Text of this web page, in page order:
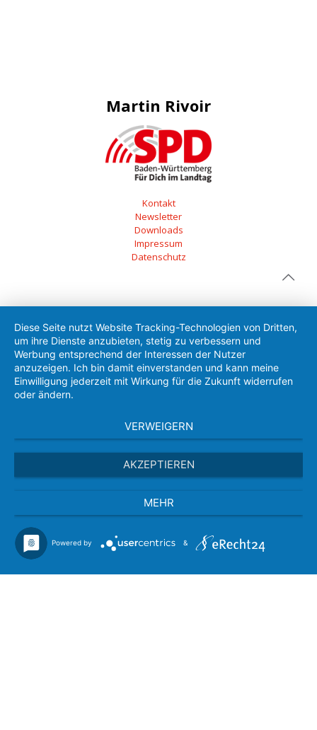
Martin Rivoir
Kontakt
Newsletter
Downloads
Impressum
Datenschutz
Diese Seite nutzt Website Tracking-Technologien von Dritten,
um ihre Dienste anzubieten, stetig zu verbessern und
Werbung entsprechend der Interessen der Nutzer
anzuzeigen. Ich bin damit einverstanden und kann meine
Einwilligung jederzeit mit Wirkung für die Zukunft widerrufen
oder ändern.
VERWEIGERN
AKZEPTIEREN
MEHR
Powered by &